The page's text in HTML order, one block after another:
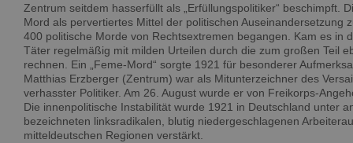
Zentrum seitdem hasserfüllt als „Erfüllungspolitiker“ beschimpft.
Mord als pervertiertes Mittel der politischen Auseinandersetzung
400 politische Morde von Rechtsextremen begangen. Kam es in
Täter regelmäßig mit milden Urteilen durch die zum großen Teil
rechnen. Ein „Feme-Mord“ sorgte 1921 für besonderer
Matthias Erzberger (Zentrum) war als Mitunterzeichner des
verhasster Politiker. Am 26. August wurde er von Freikorps-
Die innenpolitische Instabilität wurde 1921 in Deutschland unter
bezeichneten linksradikalen, blutig niedergeschlagenen
mitteldeutschen Regionen verstärkt.